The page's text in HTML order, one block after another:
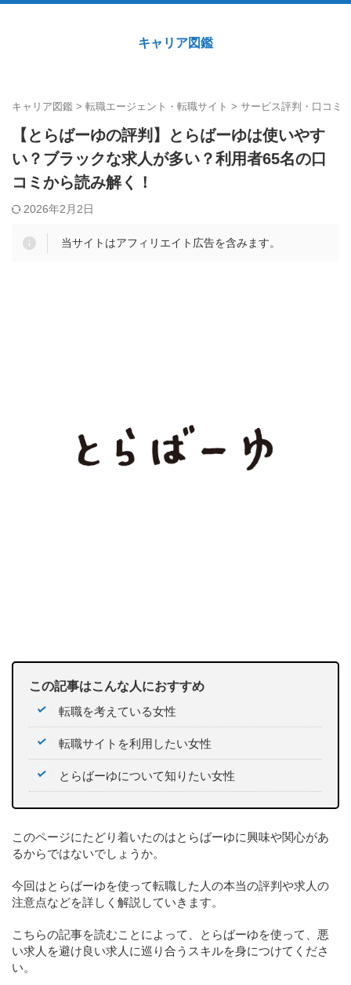
キャリア図鑑
キャリア図鑑 > 転職エージェント・転職サイト > サービス評判・口コミ
【とらばーゆの評判】とらばーゆは使いやす
い？ブラックな求人が多い？利用者65名の口
コミから読み解く！
2026年2月2日
当サイトはアフィリエイト広告を含みます。
この記事はこんな人におすすめ
転職を考えている女性
転職サイトを利用したい女性
とらばーゆについて知りたい女性
このページにたどり着いたのはとらばーゆに興味や関心があ
るからではないでしょうか。
今回はとらばーゆを使って転職した人の本当の評判や求人の
注意点などを詳しく解説していきます。
こちらの記事を読むことによって、とらばーゆを使って、悪
い求人を避け良い求人に巡り合うスキルを身につけてくださ
い。